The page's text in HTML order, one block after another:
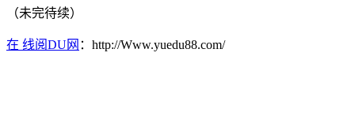
（未完待续）
在 线阅DU网 ：http://Www.yuedu88.com/